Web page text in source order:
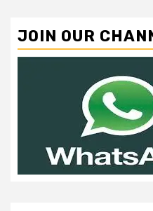
JOIN OUR